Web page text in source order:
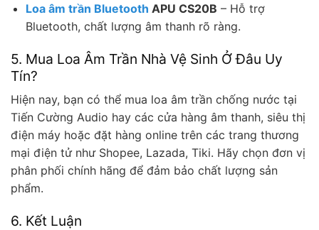
Loa âm trần Bluetooth APU CS20B – Hỗ trợ
Bluetooth, chất lượng âm thanh rõ ràng.
5. Mua Loa Âm Trần Nhà Vệ Sinh Ở Đâu Uy
Tín?
Hiện nay, bạn có thể mua loa âm trần chống nước tại
Tiến Cường Audio hay các cửa hàng âm thanh, siêu thị
điện máy hoặc đặt hàng online trên các trang thương
mại điện tử như Shopee, Lazada, Tiki. Hãy chọn đơn vị
phân phối chính hãng để đảm bảo chất lượng sản
phẩm.
6. Kết Luận